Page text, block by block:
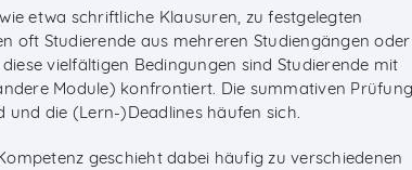
etwa schriftliche Klausuren, zu festgelegten
oft Studierende aus mehreren Studiengängen oder
vielfältigen Bedingungen sind Studierende mit
Module) konfrontiert. Die summativen
und die (Lern-)Deadlines häufen sich.
geschieht dabei häufig zu verschiedenen